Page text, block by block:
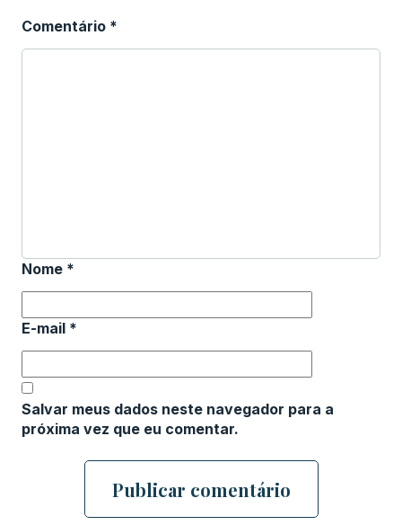
Comentário *
Nome *
E-mail *
Salvar meus dados neste navegador para a
próxima vez que eu comentar.